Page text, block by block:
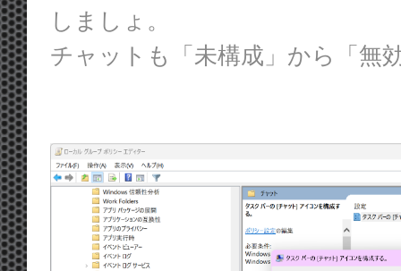
しましょ。
チャットも「未構成」から「無